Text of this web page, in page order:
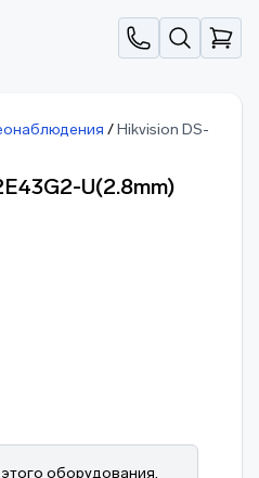
/Hikvision DS-
U(2.8mm)
оборудования,